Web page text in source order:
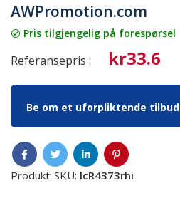
AWPromotion.com
Pris tilgjengelig på forespørsel
Referansepris : kr33.6
Be om et uforpliktende tilbud
Produkt-SKU: lcR4373rhi